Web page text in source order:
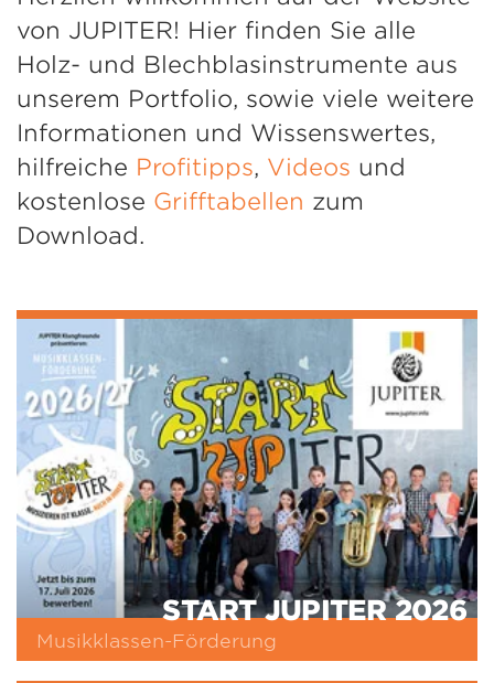
von JUPITER! Hier finden Sie alle
Holz- und Blechblasinstrumente aus
unserem Portfolio, sowie viele weitere
Informationen und Wissenswertes,
hilfreiche Profitipps Videos und
kostenlose Grifftabellen zum
Download.
START JUPITER 2026
Musikklassen-Förderung